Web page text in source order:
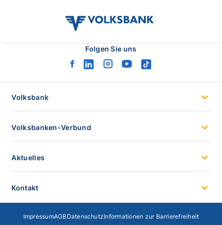
volksbank
Folgen Sie uns
facebook
linkedininstagram
youtubetiktok
Volksbank
Volksbanken-Verbund
Aktuelles
Kontakt
ImpressumAGB DatenschutzInformationen zur Barrierefreiheit